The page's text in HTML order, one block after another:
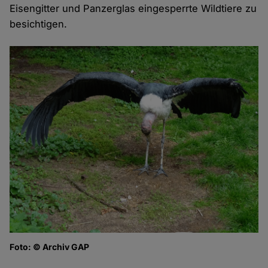
Eisengitter und Panzerglas eingesperrte Wildtiere zu
besichtigen.
Foto: © Archiv GAP